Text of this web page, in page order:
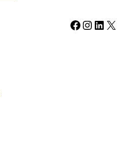
Facebook Instagram LinkedIn X